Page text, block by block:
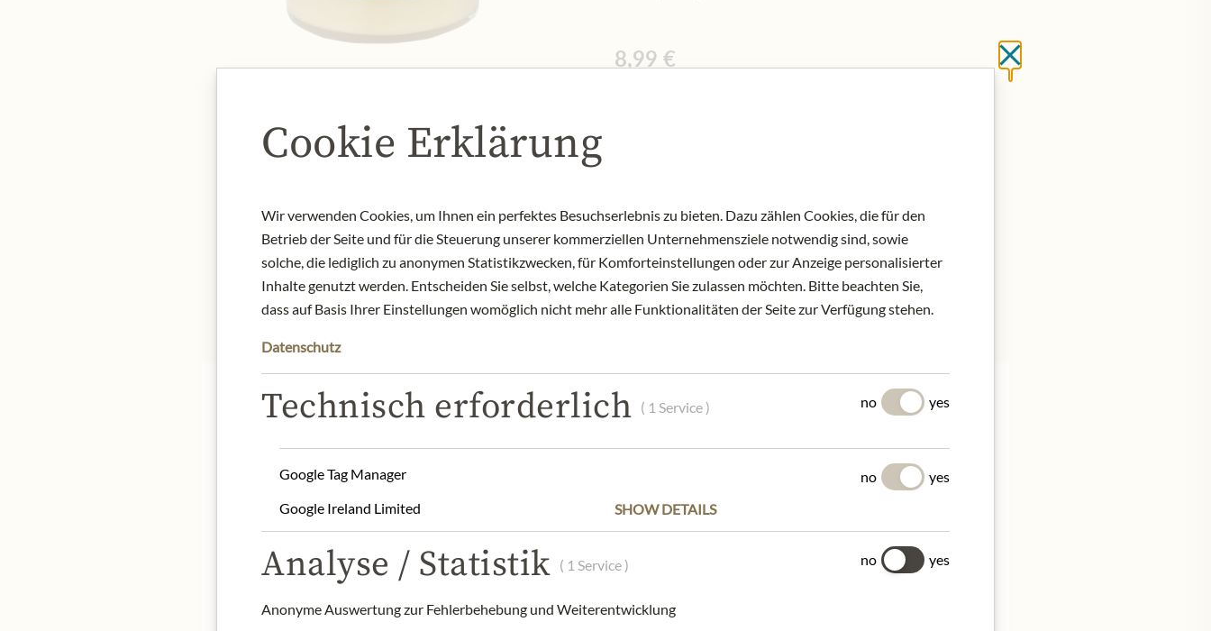
8,99 €
NYNÍ SKLADEM
Art.Nr.:303147#1.000
POPIS SLOŽENÍ A ALERGENY
Austrian bee honey from organic farming. Honey is considered a raw food and is therefore not suitable for babies
under 12 months.
Product name: Meinls Organic Sunflower Honey - 300g
Origin: Beekeeping Johannes Gruber/ Buchberg 17/ A-8274 Buch/ Austria
Contact: Julius Meinl am Graben, Graben 19, 1010 Vienna, Austria/ office(at)meinlamgraben.eu
Close without saving
Cookie Erklärung
Wir verwenden Cookies, um Ihnen ein perfektes Besuchserlebnis zu bieten. Dazu zählen Cookies, die für den
Betrieb der Seite und für die Steuerung unserer kommerziellen Unternehmensziele notwendig sind, sowie
solche, die lediglich zu anonymen Statistikzwecken, für Komforteinstellungen oder zur Anzeige personalisierter
Inhalte genutzt werden. Entscheiden Sie selbst, welche Kategorien Sie zulassen möchten. Bitte beachten Sie,
dass auf Basis Ihrer Einstellungen womöglich nicht mehr alle Funktionalitäten der Seite zur Verfügung stehen.
Datenschutz
Technisch erforderlich ( 1 Service ) no yes
Google Tag Manager no
yes
Google Ireland Limited
SHOW DETAILS
Analyse / Statistik ( 1 Service )
Anonyme Auswertung zur Fehlerbehebung und Weiterentwicklung
no yes